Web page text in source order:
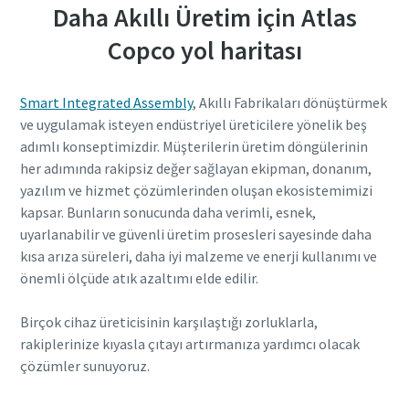
Daha Akıllı Üretim için Atlas
Copco yol haritası
Smart Integrated Assembly, Akıllı Fabrikaları dönüştürmek
ve uygulamak isteyen endüstriyel üreticilere yönelik beş
adımlı konseptimizdir. Müşterilerin üretim döngülerinin
her adımında rakipsiz değer sağlayan ekipman, donanım,
yazılım ve hizmet çözümlerinden oluşan ekosistemimizi
kapsar. Bunların sonucunda daha verimli, esnek,
uyarlanabilir ve güvenli üretim prosesleri sayesinde daha
kısa arıza süreleri, daha iyi malzeme ve enerji kullanımı ve
önemli ölçüde atık azaltımı elde edilir.
Birçok cihaz üreticisinin karşılaştığı zorluklarla,
rakiplerinize kıyasla çıtayı artırmanıza yardımcı olacak
çözümler sunuyoruz.